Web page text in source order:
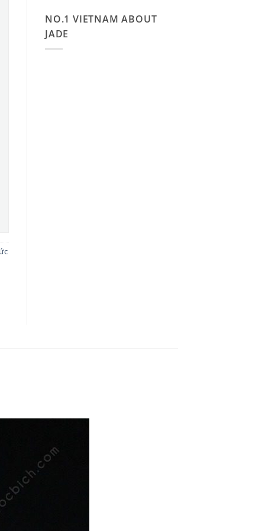
NO.1 VIETNAM ABOUT
JADE